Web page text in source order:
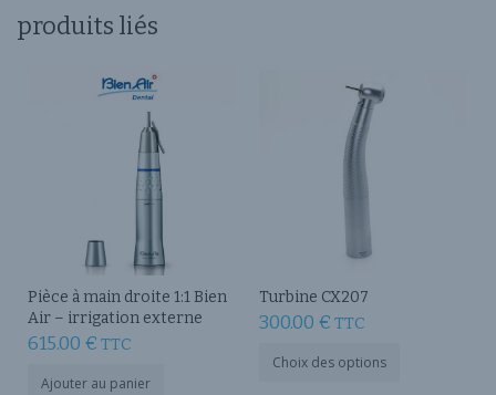
produits liés
Pièce à main droite 1:1 Bien
Air – irrigation externe
615.00 € TTC
Ajouter au panier
Turbine CX207
300.00 € TTC
Choix des options